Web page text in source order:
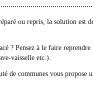
ou repris, la solution est
? Pensez à le faire reprendre
vaisselle etc.).
de communes vous propose